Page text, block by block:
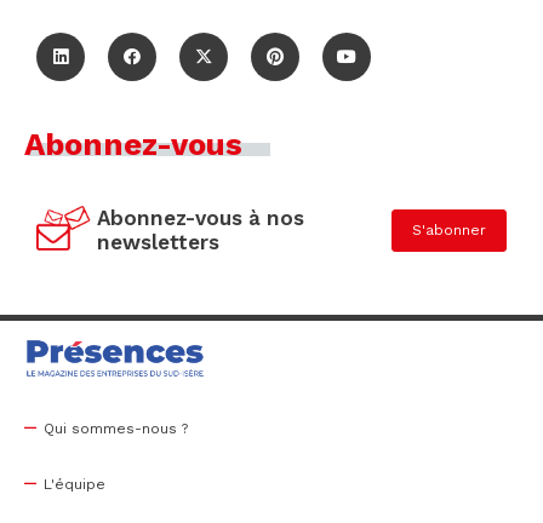
Abonnez-vous
Abonnez-vous à nos
newsletters
S'abonner
Qui sommes-nous ?
L'équipe